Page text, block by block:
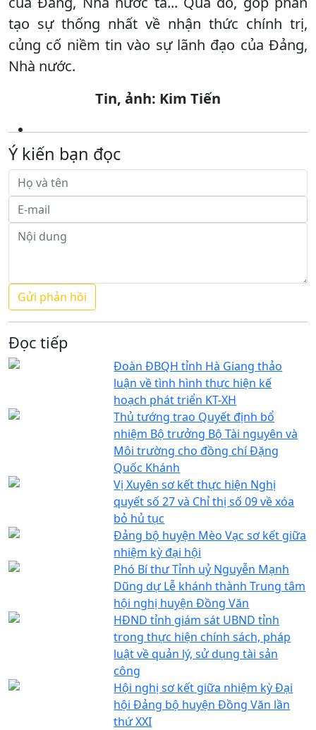
tạo sự thống nhất về nhận thức chính trị,
củng cố niềm tin vào sự lãnh đạo của Đảng,
Nhà nước.
Tin, ảnh: Kim Tiến
Ý kiến bạn đọc
Đọc tiếp
Đoàn ĐBQH tỉnh Hà Giang thảo
luận về tình hình thực hiện kế
hoạch phát triển KT-XH
Thủ tướng trao Quyết định bổ
nhiệm Bộ trưởng Bộ Tài nguyên và
Môi trường cho đồng chí Đặng
Quốc Khánh
Vị Xuyên sơ kết thực hiện Nghị
quyết số 27 và Chỉ thị số 09 về xóa
bỏ hủ tục
Đảng bộ huyện Mèo Vạc sơ kết giữa
nhiệm kỳ đại hội
Phó Bí thư Tỉnh uỷ Nguyễn Mạnh
Dũng dự Lễ khánh thành Trung tâm
hội nghị huyện Đồng Văn
HĐND tỉnh giám sát UBND tỉnh
trong thực hiện chính sách, pháp
luật về quản lý, sử dụng tài sản
công
Hội nghị sơ kết giữa nhiệm kỳ Đại
hội Đảng bộ huyện Đồng Văn lần
thứ XXI